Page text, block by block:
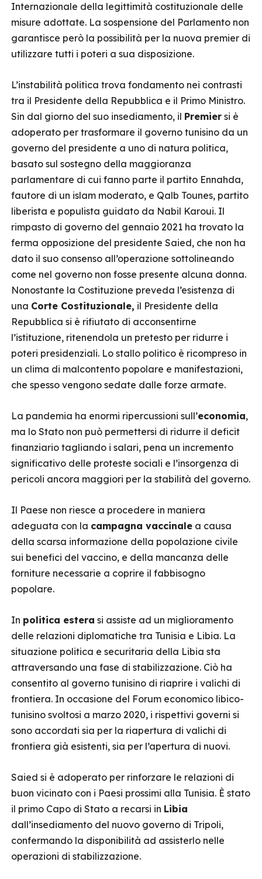
Internazionale della legittimità costituzionale delle
misure adottate. La sospensione del Parlamento non
garantisce però la possibilità per la nuova premier di
utilizzare tutti i poteri a sua disposizione.
L’instabilità politica trova fondamento nei contrasti
tra il Presidente della Repubblica e il Primo Ministro.
Sin dal giorno del suo insediamento, il Premier si è
adoperato per trasformare il governo tunisino da un
governo del presidente a uno di natura politica,
basato sul sostegno della maggioranza
parlamentare di cui fanno parte il partito Ennahda,
fautore di un islam moderato, e Qalb Tounes, partito
liberista e populista guidato da Nabil Karoui. Il
rimpasto di governo del gennaio 2021 ha trovato la
ferma opposizione del presidente Saied, che non ha
dato il suo consenso all’operazione sottolineando
come nel governo non fosse presente alcuna donna.
Nonostante la Costituzione preveda l’esistenza di
una Corte Costituzionale, il Presidente della
Repubblica si è rifiutato di acconsentirne
l’istituzione, ritenendola un pretesto per ridurre i
poteri presidenziali. Lo stallo politico è ricompreso in
un clima di malcontento popolare e manifestazioni,
che spesso vengono sedate dalle forze armate.
La pandemia ha enormi ripercussioni sull’economia,
ma lo Stato non può permettersi di ridurre il deficit
finanziario tagliando i salari, pena un incremento
significativo delle proteste sociali e l’insorgenza di
pericoli ancora maggiori per la stabilità del governo.
Il Paese non riesce a procedere in maniera
adeguata con la campagna vaccinale a causa
della scarsa informazione della popolazione civile
sui benefici del vaccino, e della mancanza delle
forniture necessarie a coprire il fabbisogno
popolare.
In politica estera si assiste ad un miglioramento
delle relazioni diplomatiche tra Tunisia e Libia. La
situazione politica e securitaria della Libia sta
attraversando una fase di stabilizzazione. Ciò ha
consentito al governo tunisino di riaprire i valichi di
frontiera. In occasione del Forum economico libico-
tunisino svoltosi a marzo 2020, i rispettivi governi si
sono accordati sia per la riapertura di valichi di
frontiera già esistenti, sia per l’apertura di nuovi.
Saied si è adoperato per rinforzare le relazioni di
buon vicinato con i Paesi prossimi alla Tunisia. È stato
il primo Capo di Stato a recarsi in Libia
dall’insediamento del nuovo governo di Tripoli,
confermando la disponibilità ad assisterlo nelle
operazioni di stabilizzazione.